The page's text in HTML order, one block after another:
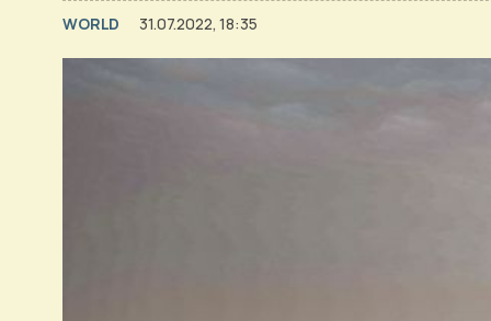
WORLD 31.07.2022, 18:35